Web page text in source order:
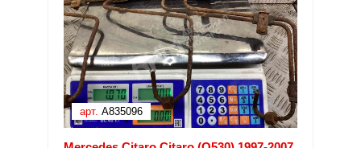
арт. A835096